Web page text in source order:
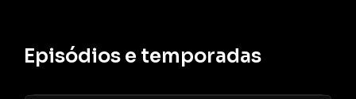
Episódios e temporadas